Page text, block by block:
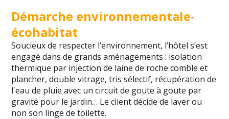
Démarche environnementale-
écohabitat
Soucieux de respecter l’environnement, l’hôtel s’est
engagé dans de grands aménagements : isolation
thermique par injection de laine de roche comble et
plancher, double vitrage, tris sélectif, récupération de
l'eau de pluie avec un circuit de goute à goute par
gravité pour le jardin… Le client décide de laver ou
non son linge de toilette.